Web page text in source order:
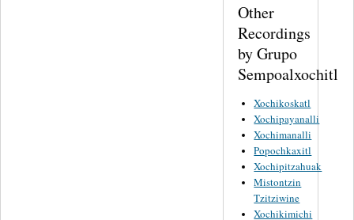
Other
Recordings
by Grupo
Sempoalxochitl
Xochikoskatl
Xochipayanalli
Xochimanalli
Popochkaxitl
Xochipitzahuak
Mistontzin
Tzitziwine
Xochikimichi